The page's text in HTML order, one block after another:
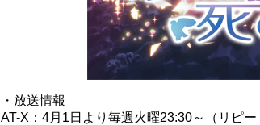
・放送情報
AT-X：4月1日より毎週火曜23:30～（リピ